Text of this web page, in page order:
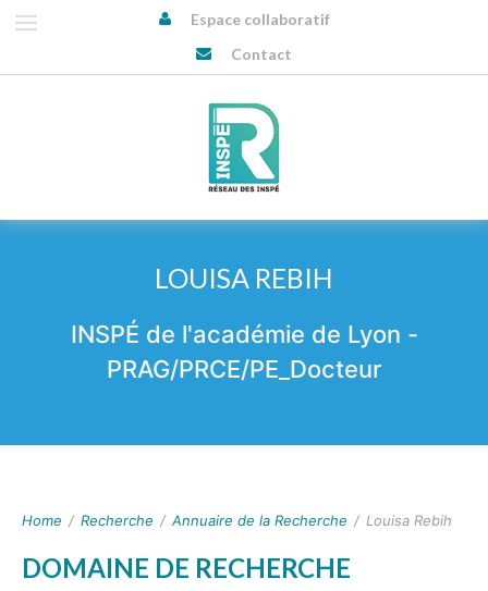
Espace collaboratif
Contact
LOUISA REBIH
INSPÉ de l'académie de Lyon -
PRAG/PRCE/PE_Docteur
Home / Recherche / Annuaire de la Recherche / Louisa Rebih
DOMAINE DE RECHERCHE